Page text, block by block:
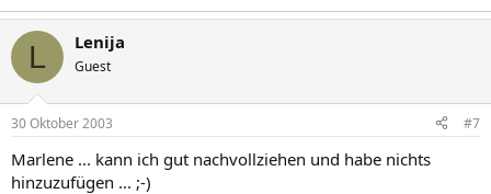
L Lenija
Guest
30 Oktober 2003 #7
Marlene ... kann ich gut nachvollziehen und habe nichts
hinzuzufügen ... ;-)